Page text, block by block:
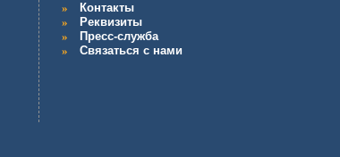
Контакты
Реквизиты
Пресс-служба
Связаться с нами